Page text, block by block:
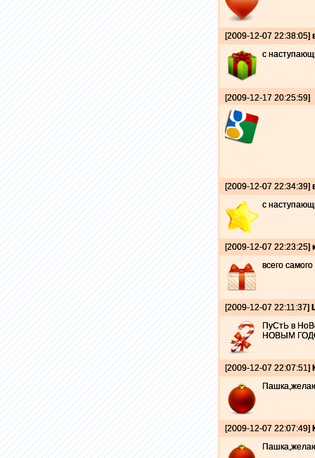
[2009-12-07 22:38:05]
с
[2009-12-17 20:25:59]
[2009-12-07 22:34:39]
с
[2009-12-07 22:23:25]
всего
[2009-12-07 22:11:37]
ПуСтЬ в
НОВЫМ
[2009-12-07 22:07:51]
[2009-12-07 22:07:49]